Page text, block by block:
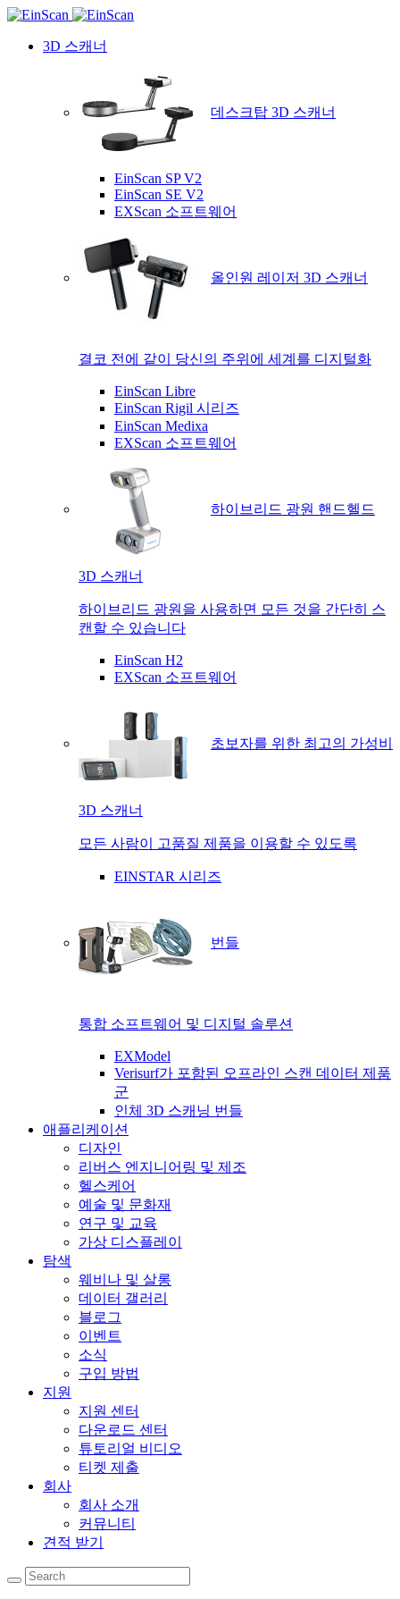
3D 스캐너
데스크탑 3D 스캐너
EinScan SP V2
EinScan SE V2
EXScan 소프트웨어
올인원 레이저 3D 스캐너
결코 전에 같이 당신의 주위에 세계를 디지털화
EinScan Libre
EinScan Rigil 시리즈
EinScan Medixa
EXScan 소프트웨어
하이브리드 광원 핸드헬드
3D 스캐너
하이브리드 광원을 사용하면 모든 것을 간단히 스
캔할 수 있습니다
EinScan H2
EXScan 소프트웨어
초보자를 위한 최고의 가성비
3D 스캐너
모든 사람이 고품질 제품을 이용할 수 있도록
EINSTAR 시리즈
번들
통합 소프트웨어 및 디지털 솔루션
EXModel
Verisurf가 포함된 오프라인 스캔 데이터 제품
군
인체 3D 스캐닝 번들
애플리케이션
디자인
리버스 엔지니어링 및 제조
헬스케어
예술 및 문화재
연구 및 교육
가상 디스플레이
탐색
웨비나 및 살롱
데이터 갤러리
블로그
이벤트
소식
구입 방법
지원
지원 센터
다운로드 센터
튜토리얼 비디오
티켓 제출
회사
회사 소개
커뮤니티
견적 받기